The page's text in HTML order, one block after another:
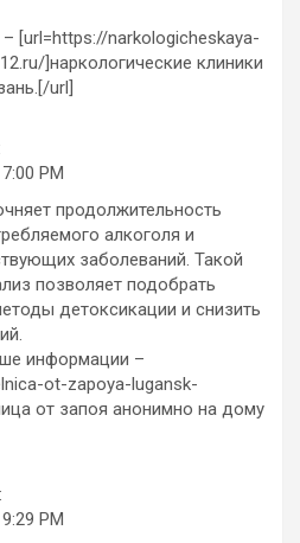
[url=https://narkologicheskaya-
]наркологические клиники
url]
PM
продолжительность
алкоголя и
заболеваний. Такой
позволяет подобрать
детоксикации и снизить
информации –
ot-zapoya-lugansk-
от запоя анонимно на дому
PM